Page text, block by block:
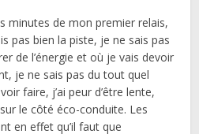
minutes de mon premier relais,
pas bien la piste, je ne sais pas
de l’énergie et où je vais devoir
je ne sais pas du tout quel
faire, j’ai peur d’être lente,
le côté éco-conduite. Les
en effet qu’il faut que